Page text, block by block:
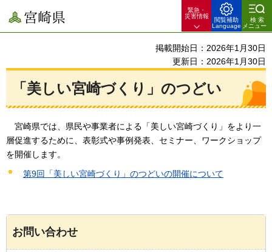
宮崎県
緊急・
災害情報
閲覧補助
Language
検索
メニュー
掲載開始日：2026年1月30日
更新日：2026年1月30日
「美しい宮崎づくり」のつどい
宮崎県では、県民や事業者による「美しい宮崎づくり」をより一
層促進するために、表彰式や事例発表、セミナー、ワークショップ
を開催します。
第9回「美しい宮崎づくり」のつどいの開催について
お問い合わせ